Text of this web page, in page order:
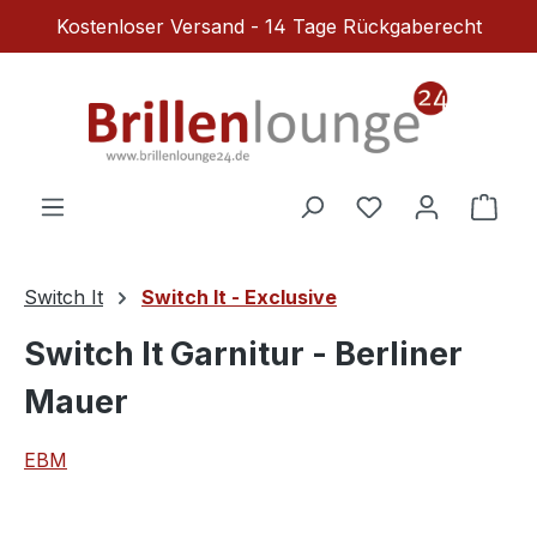
Zum Hauptinhalt springen
Kostenloser Versand - 14 Tage Rückgaberecht
Du hast 0
Switch It Switch It - Exclusive
Switch It Garnitur - Berliner
Mauer
EBM